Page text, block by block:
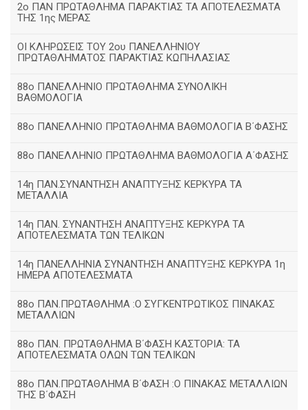
2ο ΠΑΝ ΠΡΩΤΑΘΛΗΜΑ ΠΑΡΑΚΤΙΑΣ ΤΑ ΑΠΟΤΕΛΕΣΜΑΤΑ
ΤΗΣ 1ης ΜΕΡΑΣ
ΟΙ ΚΛΗΡΩΣΕΙΣ ΤΟΥ 2ου ΠΑΝΕΛΛΗΝΙΟΥ
ΠΡΩΤΑΘΛΗΜΑΤΟΣ ΠΑΡΑΚΤΙΑΣ ΚΩΠΗΛΑΣΙΑΣ
88ο ΠΑΝΕΛΛΗΝΙΟ ΠΡΩΤΑΘΛΗΜΑ ΣΥΝΟΛΙΚΗ
ΒΑΘΜΟΛΟΓΙΑ
88ο ΠΑΝΕΛΛΗΝΙΟ ΠΡΩΤΑΘΛΗΜΑ ΒΑΘΜΟΛΟΓΙΑ Β΄ΦΑΣΗΣ
88ο ΠΑΝΕΛΛΗΝΙΟ ΠΡΩΤΑΘΛΗΜΑ ΒΑΘΜΟΛΟΓΙΑ Α΄ΦΑΣΗΣ
14η ΠΑΝ.ΣΥΝΑΝΤΗΣΗ ΑΝΑΠΤΥΞΗΣ ΚΕΡΚΥΡΑ ΤΑ
ΜΕΤΑΛΛΙΑ
14η ΠΑΝ. ΣΥΝΑΝΤΗΣΗ ΑΝΑΠΤΥΞΗΣ ΚΕΡΚΥΡΑ ΤΑ
ΑΠΟΤΕΛΕΣΜΑΤΑ ΤΩΝ ΤΕΛΙΚΩΝ
14η ΠΑΝΕΛΛΗΝΙΑ ΣΥΝΑΝΤΗΣΗ ΑΝΑΠΤΥΞΗΣ ΚΕΡΚΥΡΑ 1η
ΗΜΕΡΑ ΑΠΟΤΕΛΕΣΜΑΤΑ
88ο ΠΑΝ.ΠΡΩΤΑΘΛΗΜΑ :Ο ΣΥΓΚΕΝΤΡΩΤΙΚΟΣ ΠΙΝΑΚΑΣ
ΜΕΤΑΛΛΙΩΝ
88ο ΠΑΝ. ΠΡΩΤΑΘΛΗΜΑ Β΄ΦΑΣΗ ΚΑΣΤΟΡΙΑ: ΤΑ
ΑΠΟΤΕΛΕΣΜΑΤΑ ΟΛΩΝ ΤΩΝ ΤΕΛΙΚΩΝ
88ο ΠΑΝ.ΠΡΩΤΑΘΛΗΜΑ Β΄ΦΑΣΗ :Ο ΠΙΝΑΚΑΣ ΜΕΤΑΛΛΙΩΝ
ΤΗΣ Β΄ΦΑΣΗ